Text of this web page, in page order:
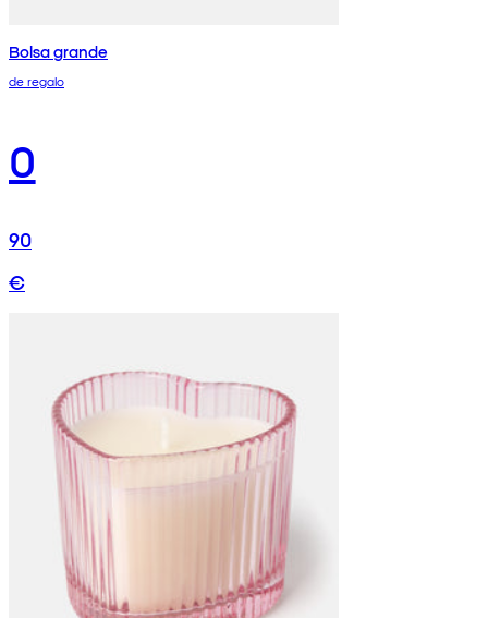
Bolsa grande
de regalo
0
90
€